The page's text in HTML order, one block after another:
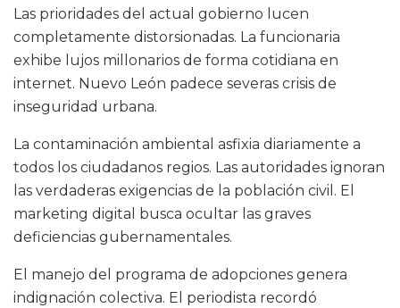
Las prioridades del actual gobierno lucen
completamente distorsionadas. La funcionaria
exhibe lujos millonarios de forma cotidiana en
internet. Nuevo León padece severas crisis de
inseguridad urbana.
La contaminación ambiental asfixia diariamente a
todos los ciudadanos regios. Las autoridades ignoran
las verdaderas exigencias de la población civil. El
marketing digital busca ocultar las graves
deficiencias gubernamentales.
El manejo del programa de adopciones genera
indignación colectiva. El periodista recordó